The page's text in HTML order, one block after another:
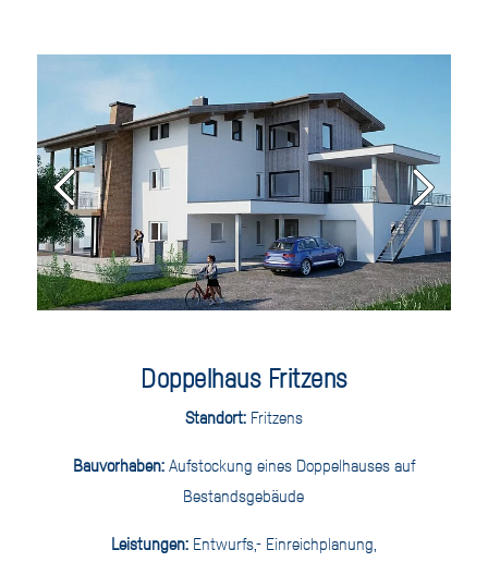
Doppelhaus Fritzens
Standort: Fritzens
Bauvorhaben: Aufstockung eines Doppelhauses auf
Bestandsgebäude
Leistungen: Entwurfs,- Einreichplanung,